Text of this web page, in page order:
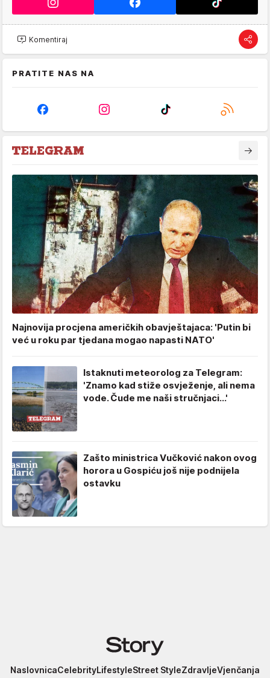
Komentiraj
PRATITE NAS NA
Najnovija procjena američkih obavještajaca: 'Putin bi
već u roku par tjedana mogao napasti NATO'
Istaknuti meteorolog za Telegram:
'Znamo kad stiže osvježenje, ali nema
vode. Čude me naši stručnjaci...'
Zašto ministrica Vučković nakon ovog
horora u Gospiću još nije podnijela
ostavku
Story
NaslovnicaCelebrityLifestyleStreet StyleZdravljeVjenčanja